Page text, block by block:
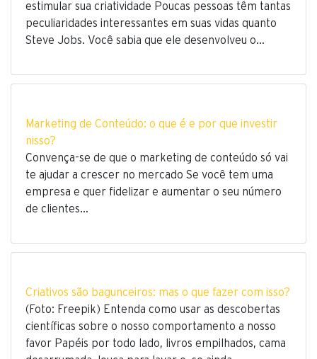
estimular sua criatividade Poucas pessoas têm tantas
peculiaridades interessantes em suas vidas quanto
Steve Jobs. Você sabia que ele desenvolveu o…
Marketing de Conteúdo: o que é e por que investir
nisso?
Convença-se de que o marketing de conteúdo só vai
te ajudar a crescer no mercado Se você tem uma
empresa e quer fidelizar e aumentar o seu número
de clientes…
Criativos são bagunceiros: mas o que fazer com isso?
(Foto: Freepik) Entenda como usar as descobertas
científicas sobre o nosso comportamento a nosso
favor Papéis por todo lado, livros empilhados, cama